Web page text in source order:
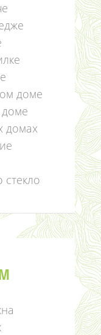
доме
домах